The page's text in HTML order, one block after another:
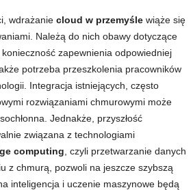
wdrażanie cloud w przemyśle wiąże się
Należą do nich obawy dotyczące
zapewnienia odpowiedniej
potrzeba przeszkolenia pracowników
Integracja istniejących, często
rozwiązaniami chmurowymi może
Jednakże, przyszłość
związana z technologiami
computing , czyli przetwarzanie danych
z chmurą, pozwoli na jeszcze szybszą
inteligencja i uczenie maszynowe będą